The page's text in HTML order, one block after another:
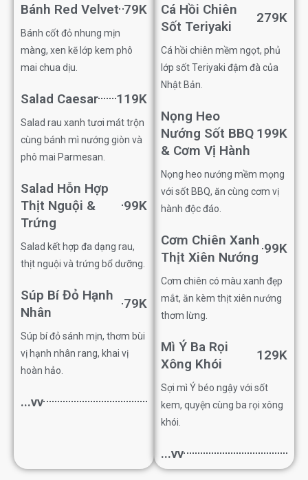
Bánh Red Velvet 79K
Bánh cốt đỏ nhung mịn
màng, xen kẽ lớp kem phô
mai chua dịu.
Salad Caesar 119K
Salad rau xanh tươi mát trộn
cùng bánh mì nướng giòn và
phô mai Parmesan.
Salad Hỗn Hợp
Thịt Nguội &
Trứng
99K
Salad kết hợp đa dạng rau,
thịt nguội và trứng bổ dưỡng.
Súp Bí Đỏ Hạnh
Nhân
79K
Súp bí đỏ sánh mịn, thơm bùi
vị hạnh nhân rang, khai vị
hoàn hảo.
...vv
Cá Hồi Chiên
Sốt Teriyaki
279K
Cá hồi chiên mềm ngọt, phủ
lớp sốt Teriyaki đậm đà của
Nhật Bản.
Nọng Heo
Nướng Sốt BBQ
& Cơm Vị Hành
199K
Nọng heo nướng mềm mọng
với sốt BBQ, ăn cùng cơm vị
hành độc đáo.
Cơm Chiên Xanh
Thịt Xiên Nướng
99K
Cơm chiên có màu xanh đẹp
mắt, ăn kèm thịt xiên nướng
thơm lừng.
Mì Ý Ba Rọi
Xông Khói
129K
Sợi mì Ý béo ngậy với sốt
kem, quyện cùng ba rọi xông
khói.
...vv